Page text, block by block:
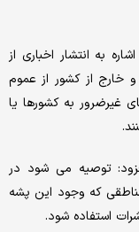
به انتشار اخباری از
و خارج از کشور از عموم
غیرضرور به کشورها یا
توصیه می شود در
که وجود این پشه
استفاده شود.